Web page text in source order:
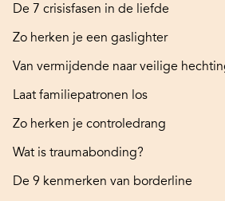
De 7 crisisfasen in de liefde
Zo herken je een gaslighter
Van vermijdende naar veilige
Laat familiepatronen los
Zo herken je controledrang
Wat is traumabonding?
De 9 kenmerken van borderline